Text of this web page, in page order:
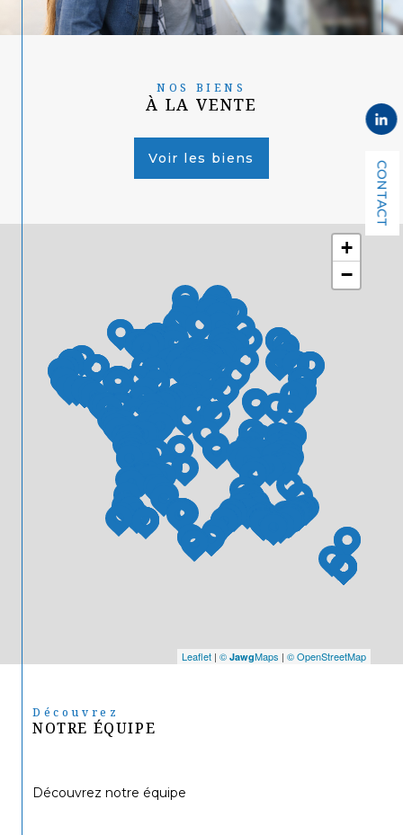
CONTACT
+
−
Leaflet | © JawgMaps | © OpenStreetMap
NOS BIENS
À LA VENTE
Voir les biens
Découvrez
NOTRE ÉQUIPE
Découvrez notre équipe